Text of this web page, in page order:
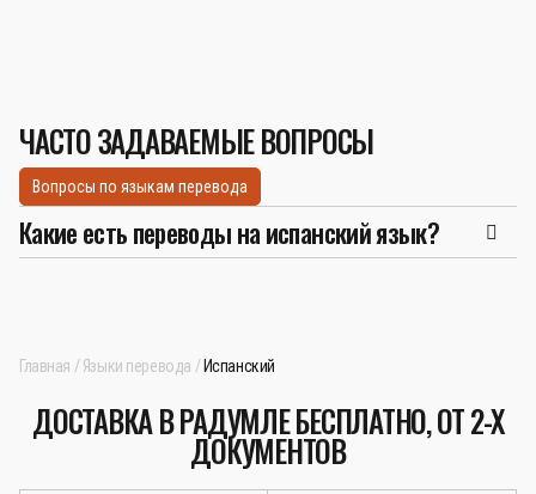
ЧАСТО ЗАДАВАЕМЫЕ ВОПРОСЫ
Вопросы по языкам перевода
Какие есть переводы на испанский язык?
Главная Языки перевода Испанский
ДОСТАВКА В РАДУМЛЕ БЕСПЛАТНО, ОТ 2-Х
ДОКУМЕНТОВ